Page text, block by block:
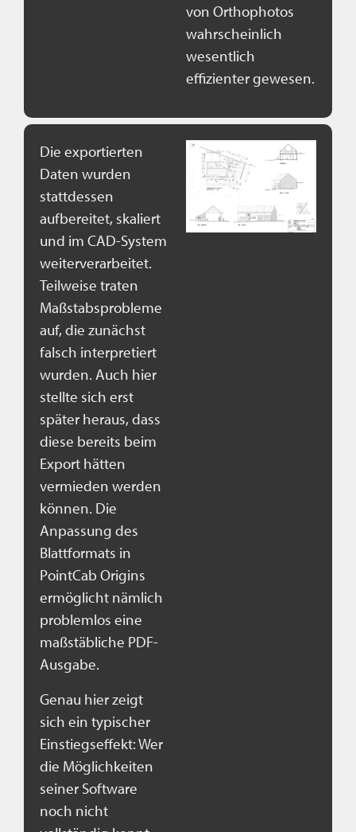
von Orthophotos
wahrscheinlich
wesentlich
effizienter gewesen.
Die exportierten
Daten wurden
stattdessen
aufbereitet, skaliert
und im CAD-System
weiterverarbeitet.
Teilweise traten
Maßstabsprobleme
auf, die zunächst
falsch interpretiert
wurden. Auch hier
stellte sich erst
später heraus, dass
diese bereits beim
Export hätten
vermieden werden
können. Die
Anpassung des
Blattformats in
PointCab Origins
ermöglicht nämlich
problemlos eine
maßstäbliche PDF-
Ausgabe.
Genau hier zeigt
sich ein typischer
Einstiegseffekt: Wer
die Möglichkeiten
seiner Software
noch nicht